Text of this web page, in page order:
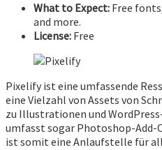
What to Expect: Free
and more.
License: Free
Pixelify ist eine umfassende
eine Vielzahl von Assets von
zu Illustrationen und
umfasst sogar Photoshop-Add-
ist somit eine Anlaufstelle für